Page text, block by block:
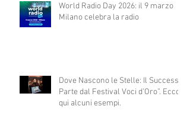
World Radio Day 2026: il 9 marzo
Milano celebra la radio
Dove Nascono le Stelle: Il Successo
Parte dal Festival Voci d’Oro”. Ecco
qui alcuni esempi.